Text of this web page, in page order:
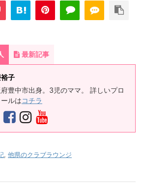
最新記事
子
豊中市出身。3児のママ。 詳しいプロ
ルはコチラ
, 他県のクラブラウンジ